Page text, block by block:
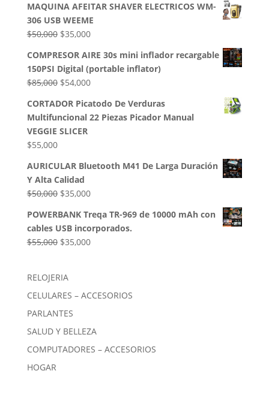
original
era:
$32,500.
actual
es:
$28,000.
MAQUINA AFEITAR SHAVER ELECTRICOS WM-
306 USB WEEME
$50,000 El
original
era:
$50,000.
$35,000El
actual
es:
$35,000.
COMPRESOR AIRE 30s mini inflador recargable
150PSI Digital (portable inflator)
$85,000 El
original
era:
$85,000.
$54,000El
actual
es:
CORTADOR Picatodo De Verduras
Multifuncional 22 Piezas Picador Manual
VEGGIE SLICER
$55,000
AURICULAR Bluetooth M41 De Larga Duración
Y Alta Calidad
$50,000 El
original
era:
$50,000.
$35,000El
actual
es:
$35,000.
POWERBANK Treqa TR-969 de 10000 mAh con
cables USB incorporados.
$55,000 El
era:
$55,000.
$35,000El
$35,000.
RELOJERIA
CELULARES – ACCESORIOS
PARLANTES
SALUD Y BELLEZA
COMPUTADORES – ACCESORIOS
HOGAR